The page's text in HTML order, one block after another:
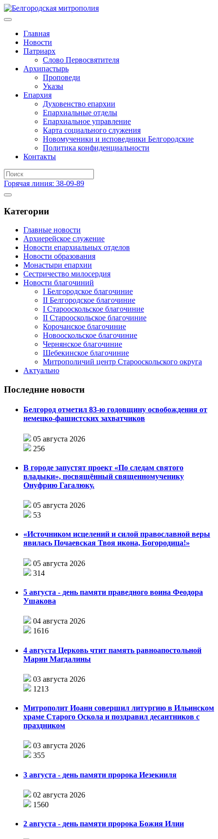
Главная
Новости
Патриарх
Слово Первосвятителя
Архипастырь
Проповеди
Указы
Епархия
Духовенство епархии
Епархиальные отделы
Епархиальное управление
Карта социального служения
Новомученики и исповедники Белгородские
Политика конфиденциальности
Контакты
Горячая линия: 38-09-89
Категории
Главные новости
Архиерейское служение
Новости епархиальных отделов
Новости образования
Монастыри епархии
Сестричество милосердия
Новости благочиний
I Белгородское благочиние
II Белгородское благочиние
I Старооскольское благочиние
II Старооскольское благочиние
Корочанское благочиние
Новооскольское благочиние
Чернянское благочиние
Шебекинское благочиние
Митрополичий центр Старооскольского округа
Актуально
Последние новости
Белгород отметил 83-ю годовщину освобождения от
немецко-фашистских захватчиков
05 августа 2026
256
В городе запустят проект «По следам святого
владыки», посвящённый священномученику
Онуфрию Гагалюку.
05 августа 2026
53
«Источником исцелений и силой православной веры
явилась Почаевская Твоя икона, Богородица!»
05 августа 2026
314
5 августа - день памяти праведного воина Феодора
Ушакова
04 августа 2026
1616
4 августа Церковь чтит память равноапостольной
Марии Магдалины
03 августа 2026
1213
Митрополит Иоанн совершил литургию в Ильинском
храме Старого Оскола и поздравил десантников с
праздником
03 августа 2026
355
3 августа - день памяти пророка Иезекииля
02 августа 2026
1560
2 августа - день памяти пророка Божия Илии